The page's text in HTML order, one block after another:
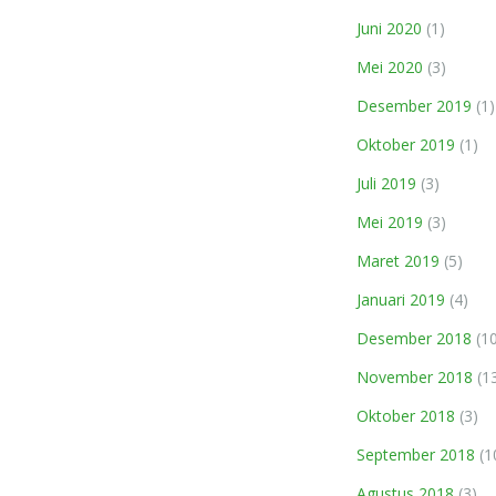
Juni 2020 (1)
Mei 2020 (3)
Desember 2019 (1)
Oktober 2019 (1)
Juli 2019 (3)
Mei 2019 (3)
Maret 2019 (5)
Januari 2019 (4)
Desember 2018
November 2018
Oktober 2018 (3)
September 2018